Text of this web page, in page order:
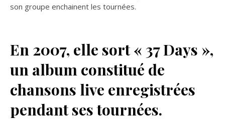
son groupe enchainent les tournées.
En 2007, elle sort « 37 Days »,
un album constitué de
chansons live enregistrées
pendant ses tournées.